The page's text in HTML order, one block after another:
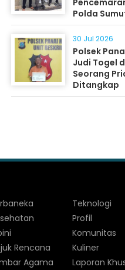
Polda
30 Jul 2026
Polsek
Judi Togel
Seorang
Ditangkap
Rencana
Agama
Teknologi
Profil
Komunitas
Kuliner
Laporan